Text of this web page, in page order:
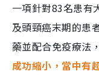
一項針對83名患有
及頭頸癌末期的患
藥並配合免疫療法
成功縮小，當中有